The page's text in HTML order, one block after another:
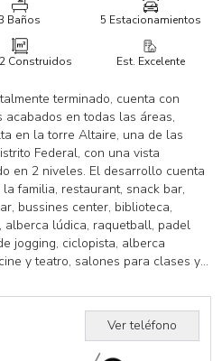
Baños 5 Estacionamientos
Construidos Est. Excelente
terminado, cuenta con
en todas las áreas,
en la torre Altaire, una de las
Federal, con una vista
en 2 niveles. El desarrollo cuenta
familia, restaurant, snack bar,
bussines center, biblioteca,
alberca lúdica, raquetball, padel
jogging, ciclopista, alberca
y teatro, salones para clases y
de computo, internet, centro
de fiestas, futbol rápido,
el impuesto que genera la
y avalúos”.
Ver teléfono